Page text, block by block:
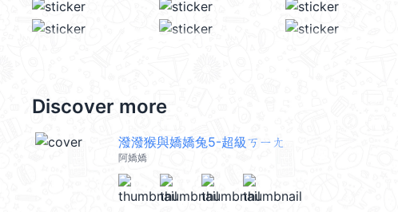
Discover more
潑潑猴與嬌嬌兔5-超級ㄎㄧㄤ
阿嬌嬌